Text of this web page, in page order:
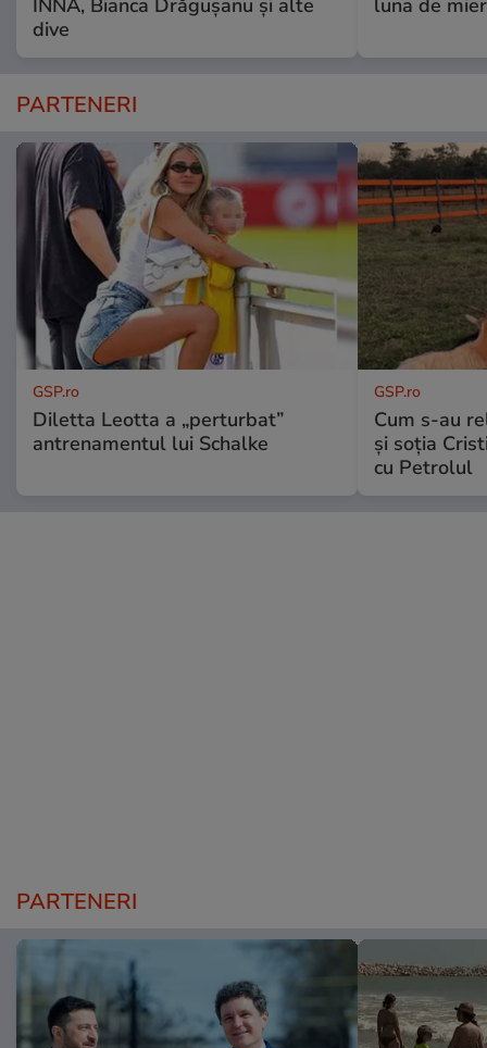
INNA, Bianca Drăgușanu și alte
dive
luna de
PARTENERI
GSP.ro
Diletta Leotta a „perturbat”
antrenamentul lui Schalke
GSP.ro
Cum s-au
și soția
cu Petrolul
PARTENERI